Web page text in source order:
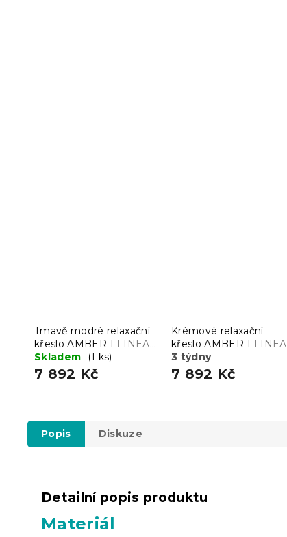
Tmavě modré relaxační
křeslo AMBER 1 LINEA
19
Skladem (1 ks)
7 892 Kč
Krémové relaxační
křeslo AMBER 1 LINEA
01
3 týdny
7 892 Kč
Popis Diskuze
Detailní popis produktu
Materiál